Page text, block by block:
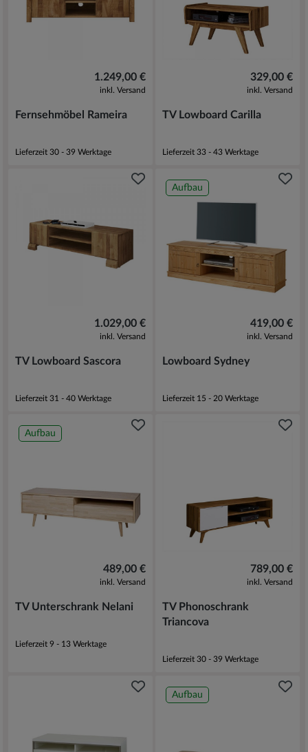
1.249,00 €
inkl. Versand
Fernsehmöbel Rameira
Lieferzeit 30 - 39 Werktage
329,00 €
inkl. Versand
TV Lowboard Carilla
Lieferzeit 33 - 43 Werktage
1.029,00 €
inkl. Versand
TV Lowboard Sascora
Lieferzeit 31 - 40 Werktage
Aufbau
419,00 €
inkl. Versand
Lowboard Sydney
Lieferzeit 15 - 20 Werktage
Aufbau
489,00 €
inkl. Versand
TV Unterschrank Nelani
Lieferzeit 9 - 13 Werktage
789,00 €
inkl. Versand
TV Phonoschrank
Triancova
Lieferzeit 30 - 39 Werktage
Aufbau